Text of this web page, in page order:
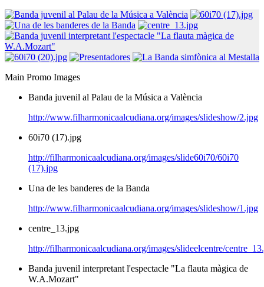
Main Promo Images
Banda juvenil al Palau de la Música a València
http://www.filharmonicaalcudiana.org/images/slideshow/2.jpg
60i70 (17).jpg
http://filharmonicaalcudiana.org/images/slide60i70/60i70
(17).jpg
Una de les banderes de la Banda
http://www.filharmonicaalcudiana.org/images/slideshow/1.jpg
centre_13.jpg
http://filharmonicaalcudiana.org/images/slideelcentre/
Banda juvenil interpretant l'espectacle "La flauta màgica de
W.A.Mozart"